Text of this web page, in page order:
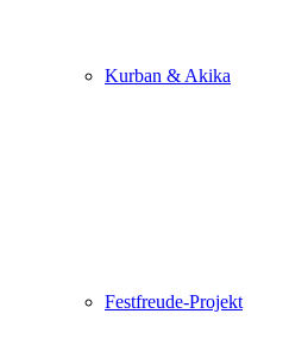
Kurban & Akika
Festfreude-Projekt